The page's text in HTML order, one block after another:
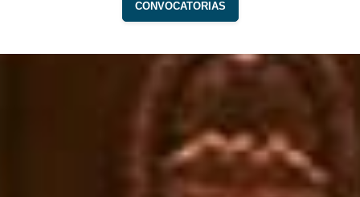
CONVOCATORIAS